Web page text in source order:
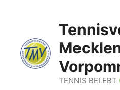
TENNIS BELEBT